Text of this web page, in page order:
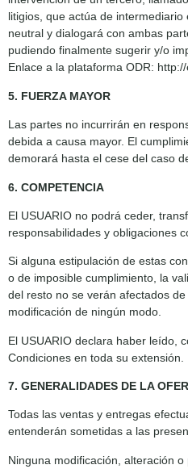
litigios, que actúa de
neutral y dialogará con ambas
pudiendo finalmente sugerir y/o
Enlace a la plataforma ODR:
5. FUERZA MAYOR
Las partes no incurrirán en
debida a causa mayor. El
demorará hasta el cese del caso
6. COMPETENCIA
El USUARIO no podrá ceder,
responsabilidades y obligaciones
Si alguna estipulación de estas
o de imposible cumplimiento, la
del resto no se verán afectados
modificación de ningún modo.
El USUARIO declara haber leído,
Condiciones en toda su extensión.
7. GENERALIDADES DE LA
Todas las ventas y entregas
entenderán sometidas a las
Ninguna modificación, alteración